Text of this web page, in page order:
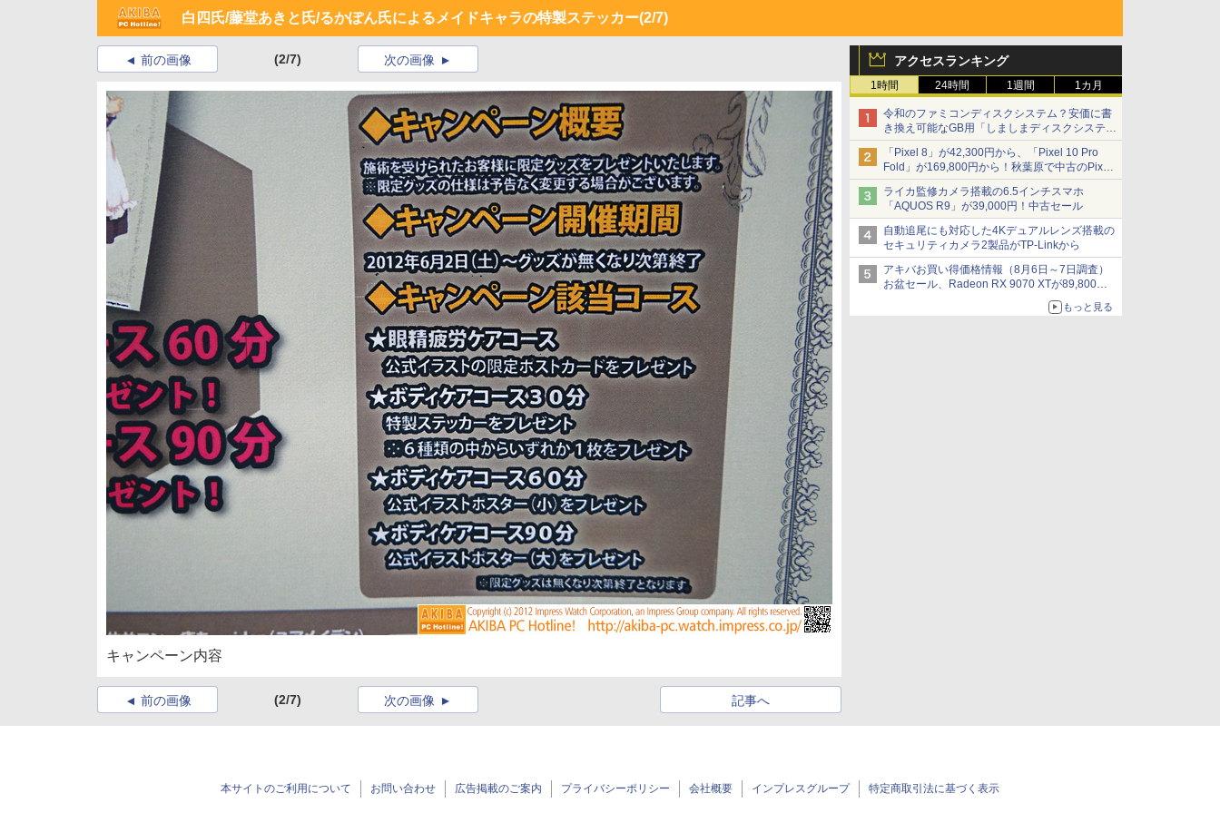
白四氏/藤堂あきと氏/るかぽん氏によるメイドキャラの特製ステッカー(2/7)
アクセスランキング
1時間 24時間 1週間 1カ月
令和のファミコンディスクシステム？安価に書
き換え可能なGB用「しましまディスクシステ
ム」
「Pixel 8」が42,300円から、「Pixel 10 Pro
Fold」が169,800円から！秋葉原で中古のPixel
シリーズがお買い得
ライカ監修カメラ搭載の6.5インチスマホ
「AQUOS R9」が39,000円！中古セール
自動追尾にも対応した4Kデュアルレンズ搭載の
セキュリティカメラ2製品がTP-Linkから
アキバお買い得価格情報（8月6日～7日調査）
お盆セール、Radeon RX 9070 XTが89,800
円、水平周波数24.8kHz対応の17型モニターが
9,801円、暑さ指数連動セール ほか
もっと見る
前の画像 (2/7) 次の画像
キャンペーン内容
前の画像 (2/7) 記事へ
次の画像
本サイトのご利用について お問い合わせ 広告掲載のご案内 プライバシーポリシー 会社概要 インプレスグループ 特定商取引法に基づく表示